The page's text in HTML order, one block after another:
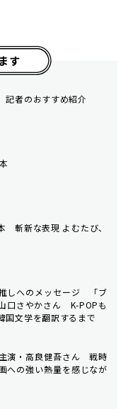
す
者のおすすめ紹介
斬新な表現 よむたび、
しへのメッセージ 「ブ
口さやかさん K-POPも
国文学を翻訳するまで
演・高良健吾さん 戦時
への強い熱量を感じなが